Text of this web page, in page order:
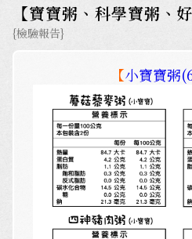
【寶寶粥、科學寶粥、
{檢驗報告}
【小寶寶粥